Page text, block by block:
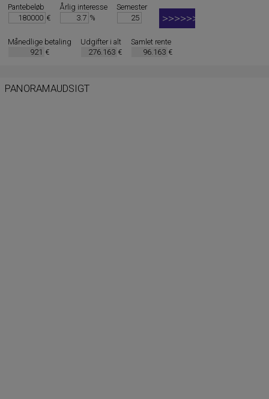
Pantebeløb
€
Årlig interesse
%
Semester
Månedlige betaling
€
Udgifter i alt
€
Samlet rente
€
PANORAMAUDSIGT